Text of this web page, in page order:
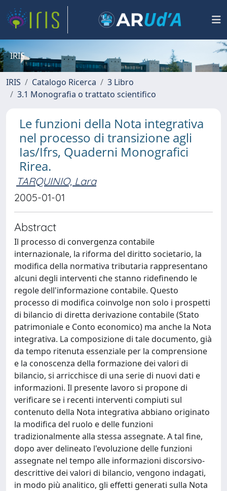
IRIS
IRIS Catalogo Ricerca
3 Libro
3.1 Monografia o trattato scientifico
Le funzioni della Nota integrativa
nel processo di transizione agli
Ias/Ifrs, Quaderni Monografici
Rirea.
TARQUINIO, Lara
2005-01-01
Abstract
Il processo di convergenza contabile
internazionale, la riforma del diritto societario, la
modifica della normativa tributaria rappresentano
alcuni degli interventi che stanno ridefinendo le
regole dell'informazione contabile. Questo
processo di modifica coinvolge non solo i prospetti
di bilancio di diretta derivazione contabile (Stato
patrimoniale e Conto economico) ma anche la Nota
integrativa. La composizione di tale documento, già
da tempo ritenuta essenziale per la comprensione
e la conoscenza della formazione dei valori di
bilancio, si arricchisce di una serie di nuovi dati e
informazioni. Il presente lavoro si propone di
verificare se i recenti interventi compiuti sul
contenuto della Nota integrativa abbiano originato
la modifica del ruolo e delle funzioni
tradizionalmente alla stessa assegnate. A tal fine,
dopo aver delineato l'evoluzione delle funzioni
assegnate nel tempo alle informazioni discorsivo-
descrittive dei valori di bilancio, vengono indagati,
in modo più analitico, gli effetti generati sulla Nota